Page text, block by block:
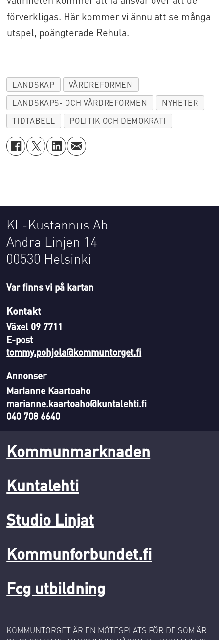
förverkligas. Här kommer vi ännu att se många
utspel, poängterade Rehula.
LANDSKAP
VÅRDREFORMEN
LANDSKAPS- OCH VÅRDREFORMEN
NYHETER
TIDTABELL
POLITIK OCH DEMOKRATI
KL-Kustannus Ab
Andra Linjen 14
00530 Helsinki
Var finns vi på kartan
Kontakt
Växel 09 7711
E-post
tommy.pohjola@kommuntorget.fi
Annonser
Marianne Kaartoaho
marianne.kaartoaho@kuntalehti.fi
040 708 6640
Kommunmarknaden
Kuntalehti
Studio Linjat
Kommunforbundet.fi
Fcg utbildning
KOMMUNTORGET ÄR EN MÖTESPLATS FÖR DE SOM ÄR